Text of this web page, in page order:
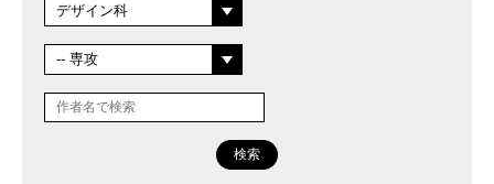
検索